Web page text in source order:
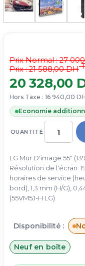
QUANTITÉ
Prix Normal :27
Prix : 21 588,00 DH
20 328,00
Hors Taxe : 16 940,00 DH
Economie
LG Mur D'image 55"
Résolution de l'écran:
horaires de service
bord), 1,3 mm (H/G),
(55VM5J-H LG)
Disponibilité :
Neuf en boîte